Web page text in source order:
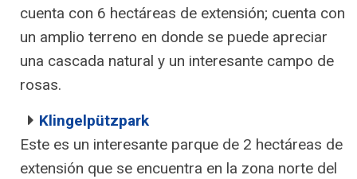
cuenta con 6 hectáreas de extensión; cuenta con
un amplio terreno en donde se puede apreciar
una cascada natural y un interesante campo de
rosas.
Klingelpützpark
Este es un interesante parque de 2 hectáreas de
extensión que se encuentra en la zona norte del